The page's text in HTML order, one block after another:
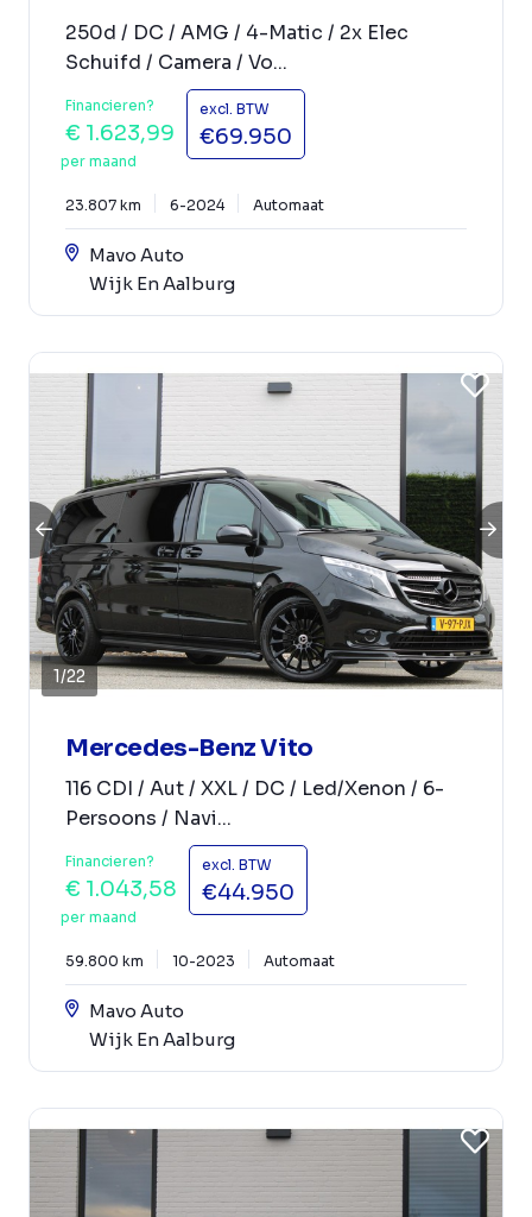
250d / DC / AMG / 4-Matic / 2x Elec
Schuifd / Camera / Vo...
Financieren?
€ 1.623,99
per maand
excl. BTW
€69.950
23.807 km 6-2024 Automaat
Mavo Auto
Wijk En Aalburg
1/22
Mercedes-Benz Vito
116 CDI / Aut / XXL / DC / Led/Xenon / 6-
Persoons / Navi...
Financieren?
€ 1.043,58
per maand
excl. BTW
€44.950
59.800 km 10-2023 Automaat
Mavo Auto
Wijk En Aalburg